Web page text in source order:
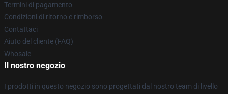
Termini di pagamento
Condizioni di ritorno e rimborso
Contattaci
Aiuto del cliente (FAQ)
Whosale
Il nostro negozio
I prodotti in questo negozio sono progettati dal nostro team di livello